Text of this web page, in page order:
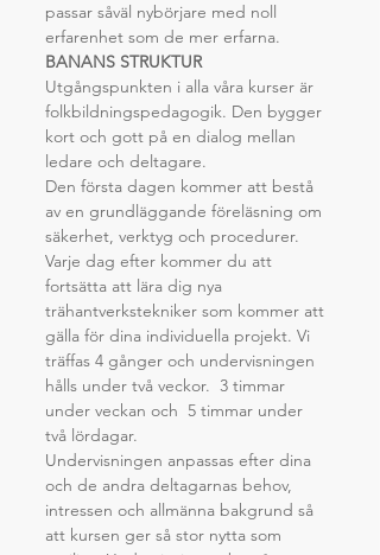
passar såväl nybörjare med noll
erfarenhet som de mer erfarna.
BANANS STRUKTUR
Utgångspunkten i alla våra kurser är
folkbildningspedagogik. Den bygger
kort och gott på en dialog mellan
ledare och deltagare.
Den första dagen kommer att bestå
av en grundläggande föreläsning om
säkerhet, verktyg och procedurer.
Varje dag efter kommer du att
fortsätta att lära dig nya
trähantverkstekniker som kommer att
gälla för dina individuella projekt. Vi
träffas 4 gånger och undervisningen
hålls under två veckor.  3 timmar
under veckan och  5 timmar under
två lördagar.
Undervisningen anpassas efter dina
och de andra deltagarnas behov,
intressen och allmänna bakgrund så
att kursen ger så stor nytta som